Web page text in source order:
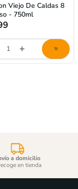
Viejo De Caldas 8
- 750ml
a domicilio
en tienda